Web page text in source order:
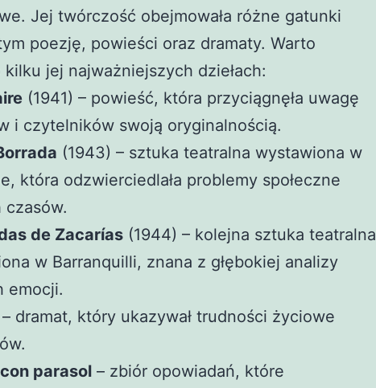
Jej twórczość obejmowała różne gatunki
poezję, powieści oraz dramaty. Warto
jej najważniejszych dziełach:
(1941) – powieść, która przyciągnęła uwagę
i czytelników swoją oryginalnością.
(1943) – sztuka teatralna wystawiona w
która odzwierciedlała problemy społeczne
czasów.
de Zacarías (1944) – kolejna sztuka teatralna
w Barranquilli, znana z głębokiej analizy
emocji.
– dramat, który ukazywał trudności życiowe
parasol – zbiór opowiadań, które